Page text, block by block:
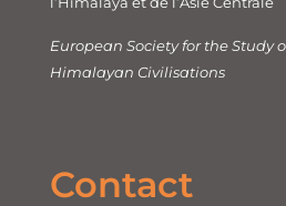
European Society for the Study
Himalayan Civilisations
Contact